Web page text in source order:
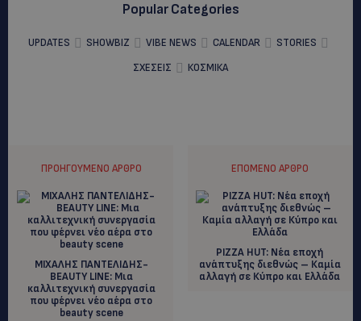
Popular Categories
UPDATES SHOWBIZ VIBE NEWS CALENDAR
STORIES
ΣΧΕΣΕΙΣ
ΚΟΣΜΙΚΑ
ΠΡΟΗΓΟΎΜΕΝΟ ΆΡΘΡΟ
ΜΙΧΑΛΗΣ ΠΑΝΤΕΛΙΔΗΣ-
BEAUTY LINE: Μια
καλλιτεχνική συνεργασία
που φέρνει νέο αέρα στο
beauty scene
ΕΠΌΜΕΝΟ ΆΡΘΡΟ
PIZZA HUT: Νέα εποχή
ανάπτυξης διεθνώς – Καμία
αλλαγή σε Κύπρο και Ελλάδα